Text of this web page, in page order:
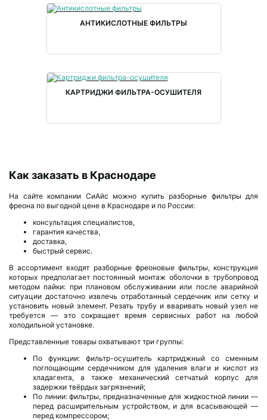
АНТИКИСЛОТНЫЕ ФИЛЬТРЫ
КАРТРИДЖИ ФИЛЬТРА-ОСУШИТЕЛЯ
Как заказать в Краснодаре
На сайте компании СиАйс можно купить разборные фильтры для
фреона по выгодной цене в Краснодаре и по России:
консультация специалистов,
гарантия качества,
доставка,
быстрый сервис.
В ассортимент входят разборные фреоновые фильтры, конструкция
которых предполагает постоянный монтаж оболочки в трубопровод
методом пайки: при плановом обслуживании или после аварийной
ситуации достаточно извлечь отработанный сердечник или сетку и
установить новый элемент. Резать трубу и вваривать новый узел не
требуется — это сокращает время сервисных работ на любой
холодильной установке.
Представленные товары охватывают три группы:
По функции: фильтр-осушитель картриджный со сменным
поглощающим сердечником для удаления влаги и кислот из
хладагента, а также механический сетчатый корпус для
задержки твёрдых загрязнений;
По линии: фильтры, предназначенные для жидкостной линии —
перед расширительным устройством, и для всасывающей —
перед компрессором;